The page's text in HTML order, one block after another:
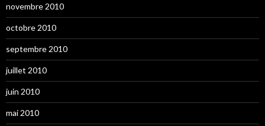
novembre 2010
octobre 2010
septembre 2010
juillet 2010
juin 2010
mai 2010